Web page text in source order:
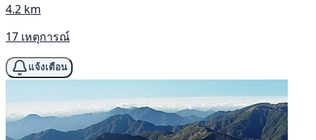
4.2 km
17 เหตุการณ์
แจ้งเตือน